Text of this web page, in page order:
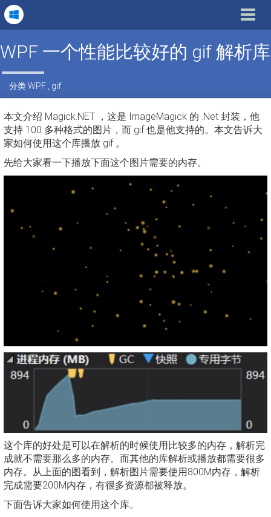
Toggle
WPF 一个性能比较好的 gif 解析库
分类WPF gif
本文介绍 Magick.NET ，这是 ImageMagick 的 .Net 封装，他
支持 100 多种格式的图片，而 gif 也是他支持的。本文告诉大
家如何使用这个库播放 gif 。
先给大家看一下播放下面这个图片需要的内存。
这个库的好处是可以在解析的时候使用比较多的内存，解析完
成就不需要那么多的内存。而其他的库解析或播放都需要很多
内存。从上面的图看到，解析图片需要使用800M内存，解析
完成需要200M内存，有很多资源都被释放。
下面告诉大家如何使用这个库。